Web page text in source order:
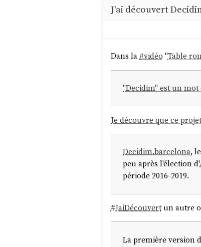
J'ai découvert
Dans la #vidéo "Table
"Decidim" est un mot
Je découvre que ce
Decidim.barcelona,
peu après l'élection d'
période 2016-2019.
#JaiDécouvertun autre
La première version